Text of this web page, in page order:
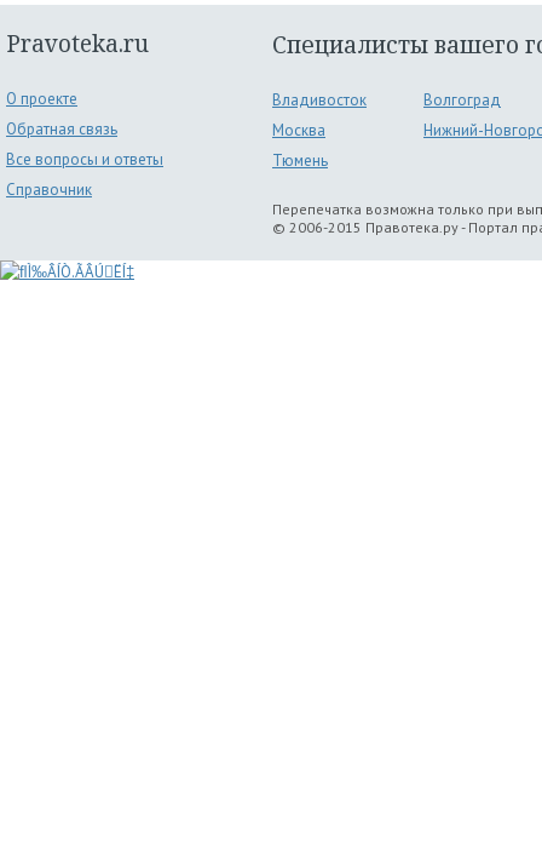
Pravoteka.ru
О проекте
Обратная связь
Все вопросы и ответы
Справочник
Специалисты вашего
Владивосток
Волгоград
Москва
Нижний-
Тюмень
Перепечатка возможна только при
© 2006-2015 Правотека.ру - Портал